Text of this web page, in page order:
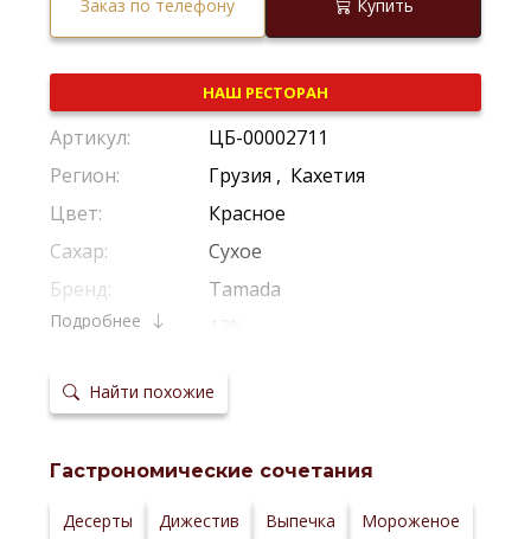
Заказ по телефону Купить
НАШ РЕСТОРАН
Артикул:
ЦБ-00002711
Регион:
Грузия , Кахетия
Цвет:
Красное
Сахар:
Сухое
Бренд:
Tamada
Крепость:
Виноград:
Саперави
хранения:
Температура
8–10 °С
Сайт
Подробнее
Найти похожие
Гастрономические сочетания
Десерты Дижестив Выпечка
Мороженое